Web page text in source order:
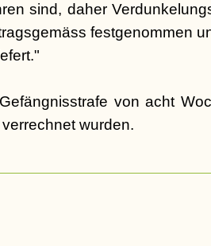
sind, daher
festgenommen
von acht
wurden.